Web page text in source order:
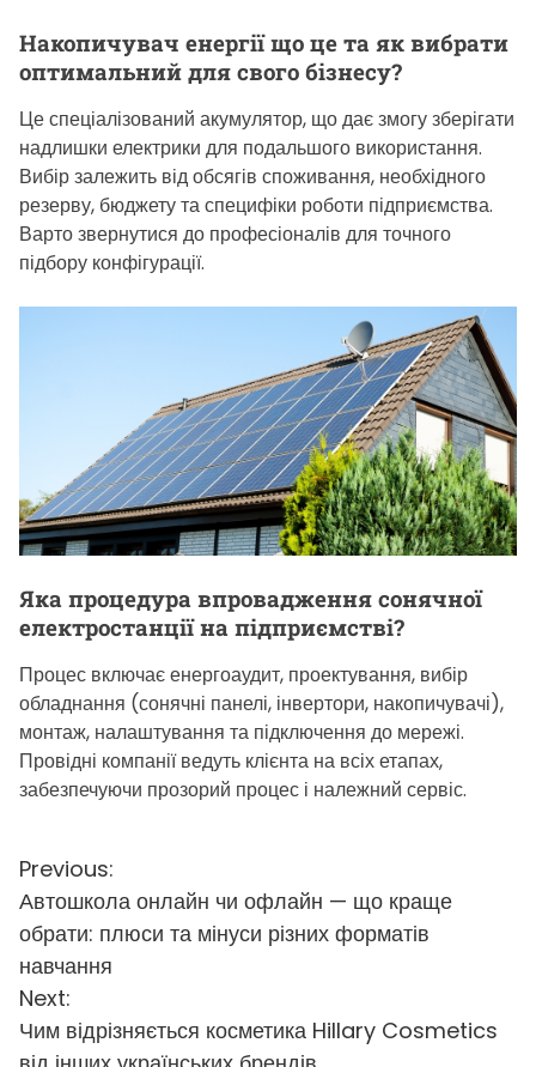
Накопичувач енергії що це та як вибрати
оптимальний для свого бізнесу?
Це спеціалізований акумулятор, що дає змогу зберігати
надлишки електрики для подальшого використання.
Вибір залежить від обсягів споживання, необхідного
резерву, бюджету та специфіки роботи підприємства.
Варто звернутися до професіоналів для точного
підбору конфігурації.
Яка процедура впровадження сонячної
електростанції на підприємстві?
Процес включає енергоаудит, проектування, вибір
обладнання (сонячні панелі, інвертори, накопичувачі),
монтаж, налаштування та підключення до мережі.
Провідні компанії ведуть клієнта на всіх етапах,
забезпечуючи прозорий процес і належний сервіс.
Н
а
в
и
г
Previous:
Автошкола онлайн чи офлайн — що краще
обрати: плюси та мінуси різних форматів
навчання
Next:
Чим відрізняється косметика Hillary Cosmetics